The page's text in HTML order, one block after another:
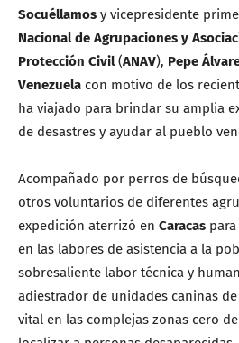
Socuéllamos y vicepresidente
Nacional de Agrupaciones y
Protección Civil(ANAV), Pepe
Venezuela con motivo de los
ha viajado para brindar su amplia
de desastres y ayudar al pueblo
Acompañado por perros de
otros voluntarios de diferentes
expedición aterrizó en Caracas
en las labores de asistencia a la
sobresaliente labor técnica y
adiestrador de unidades caninas
vital en las complejas zonas cero